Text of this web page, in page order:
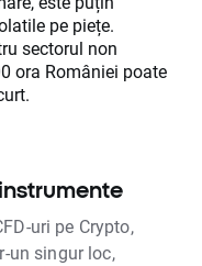
pe piețe.
sectorul non
ora României poate
uri pe Crypto,
un singur loc,